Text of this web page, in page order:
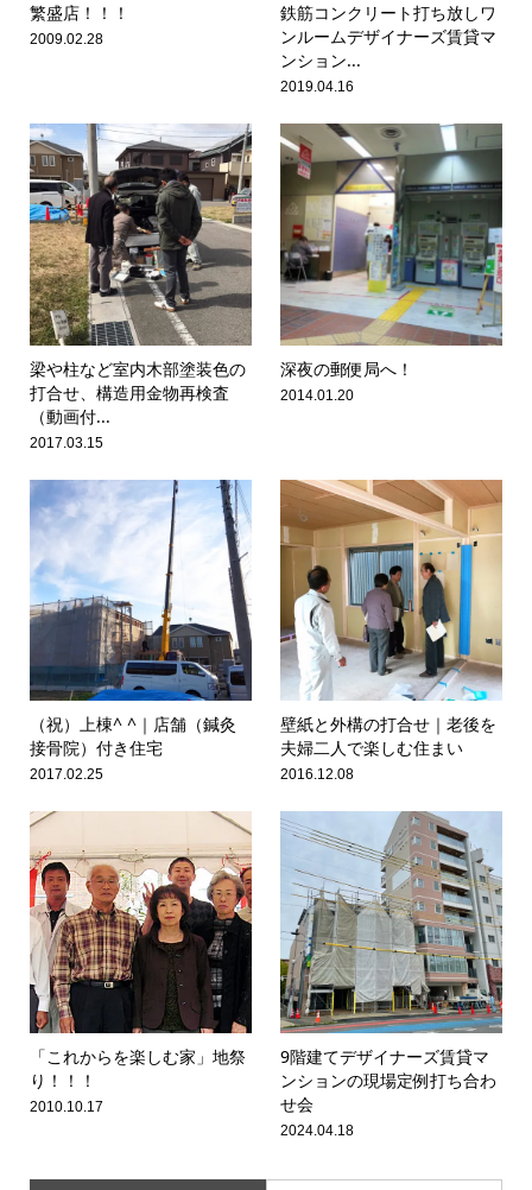
繁盛店！！！
2009.02.28
鉄筋コンクリート打ち放しワ
ンルームデザイナーズ賃貸マ
ンション...
2019.04.16
梁や柱など室内木部塗装色の
打合せ、構造用金物再検査
（動画付...
2017.03.15
深夜の郵便局へ！
2014.01.20
（祝）上棟^ ^｜店舗（鍼灸
接骨院）付き住宅
2017.02.25
壁紙と外構の打合せ｜老後を
夫婦二人で楽しむ住まい
2016.12.08
「これからを楽しむ家」地祭
り！！！
2010.10.17
9階建てデザイナーズ賃貸マ
ンションの現場定例打ち合わ
せ会
2024.04.18